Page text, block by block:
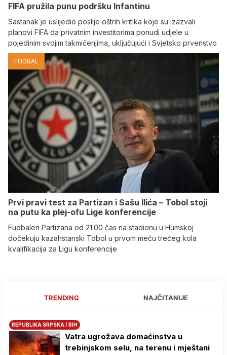
FIFA pružila punu podršku Infantinu
Sastanak je uslijedio poslije oštrih kritika koje su izazvali
planovi FIFA da privatnim investitorima ponudi udjele u
pojedinim svojim takmičenjima, uključujući i Svjetsko prvenstvo
FUDBAL
Prvi pravi test za Partizan i Sašu Ilića – Tobol stoji
na putu ka plej-ofu Lige konferencije
Fudbaleri Partizana od 21.00 čas na stadionu u Humskoj
dočekuju kazahstanski Tobol u prvom meču trećeg kola
kvalifikacija za Ligu konferencije
TRENDING NAJČITANIJE
REPUBLIKA SRPSKA / BIH
Vatra ugrožava domaćinstva u
trebinjskom selu, na terenu i mještani